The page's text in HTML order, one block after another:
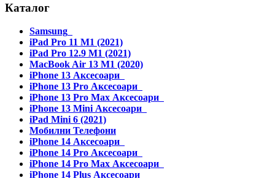
Каталог
Samsung
iPad Pro 11 M1 (2021)
iPad Pro 12.9 M1 (2021)
MacBook Air 13 M1 (2020)
iPhone 13 Аксесоари
iPhone 13 Pro Аксесоари
iPhone 13 Pro Max Аксесоари
iPhone 13 Mini Аксесоари
iPad Mini 6 (2021)
Мобилни Телефони
iPhone 14 Аксесоари
iPhone 14 Pro Аксесоари
iPhone 14 Pro Max Аксесоари
iPhone 14 Plus Аксесоари